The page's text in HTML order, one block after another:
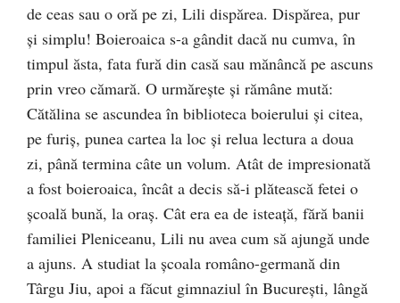
de ceas sau o oră pe zi, Lili dispărea. Dis­părea, pur
și simplu! Boieroaica s-a gândit dacă nu cumva, în
timpul ăsta, fata fură din casă sau mănâncă pe ascuns
prin vreo cămară. O ur­mă­rește și rămâne mută:
Cătălina se ascundea în biblio­teca boierului și citea,
pe furiș, punea cartea la loc și relua lectura a doua
zi, până termina câte un volum. Atât de impresionată
a fost boieroaica, încât a decis să-i plătească fetei o
școală bună, la oraș. Cât era ea de isteață, fără banii
familiei Pleniceanu, Lili nu avea cum să ajungă unde
a ajuns. A stu­diat la școala româno-germană din
Târgu Jiu, apoi a făcut gimnaziul în București, lângă